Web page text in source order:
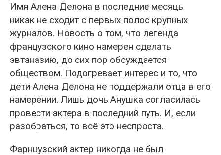
Имя Алена Делона в последние месяцы
никак не сходит с первых полос крупных
журналов. Новость о том, что легенда
французского кино намерен сделать
эвтаназию, до сих пор обсуждается
обществом. Подогревает интерес и то, что
дети Алена Делона не поддержали отца в его
намерении. Лишь дочь Анушка согласилась
провести актера в последний путь. И, если
разобраться, то всё это неспроста.
Фарнцузский актер никогда не был